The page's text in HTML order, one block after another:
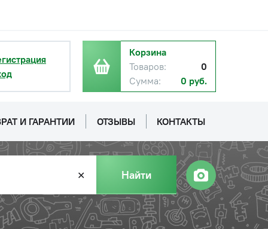
Корзина
Товаров:
0
Сумма:
0 руб.
И ГАРАНТИИ ОТЗЫВЫ КОНТАКТЫ
✕ Найти
НДС
− + Купить